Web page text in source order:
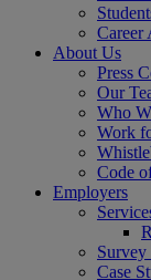
Career
About Us
Press
Our
Who
Work
Code
Employers
Survey
Case